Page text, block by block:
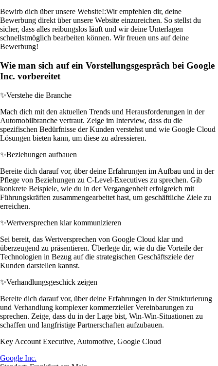
Bewirb dich über unsere Website!:Wir empfehlen dir, deine
Bewerbung direkt über unsere Website einzureichen. So stellst du
sicher, dass alles reibungslos läuft und wir deine Unterlagen
schnellstmöglich bearbeiten können. Wir freuen uns auf deine
Bewerbung!
Wie man sich auf ein Vorstellungsgespräch bei Google
Inc. vorbereitet
✨Verstehe die Branche
Mach dich mit den aktuellen Trends und Herausforderungen in der
Automobilbranche vertraut. Zeige im Interview, dass du die
spezifischen Bedürfnisse der Kunden verstehst und wie Google Cloud
Lösungen bieten kann, um diese zu adressieren.
✨Beziehungen aufbauen
Bereite dich darauf vor, über deine Erfahrungen im Aufbau und in der
Pflege von Beziehungen zu C-Level-Executives zu sprechen. Gib
konkrete Beispiele, wie du in der Vergangenheit erfolgreich mit
Führungskräften zusammengearbeitet hast, um geschäftliche Ziele zu
erreichen.
✨Wertversprechen klar kommunizieren
Sei bereit, das Wertversprechen von Google Cloud klar und
überzeugend zu präsentieren. Überlege dir, wie du die Vorteile der
Technologien in Bezug auf die strategischen Geschäftsziele der
Kunden darstellen kannst.
✨Verhandlungsgeschick zeigen
Bereite dich darauf vor, über deine Erfahrungen in der Strukturierung
und Verhandlung komplexer kommerzieller Vereinbarungen zu
sprechen. Zeige, dass du in der Lage bist, Win-Win-Situationen zu
schaffen und langfristige Partnerschaften aufzubauen.
Key Account Executive, Automotive, Google Cloud
Google Inc.